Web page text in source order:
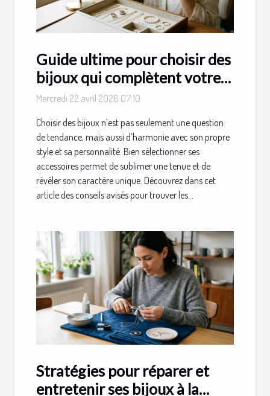
Guide ultime pour choisir des
bijoux qui complètent votre
style
Mercredi 22 avril 2026 07:10
Choisir des bijoux n’est pas seulement une question
de tendance, mais aussi d’harmonie avec son propre
style et sa personnalité. Bien sélectionner ses
accessoires permet de sublimer une tenue et de
révéler son caractère unique. Découvrez dans cet
article des conseils avisés pour trouver les...
Stratégies pour réparer et
entretenir ses bijoux à la